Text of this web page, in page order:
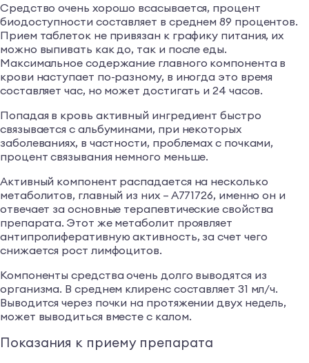
Средство очень хорошо всасывается, процент
биодоступности составляет в среднем 89 процентов.
Прием таблеток не привязан к графику питания, их
можно выпивать как до, так и после еды.
Максимальное содержание главного компонента в
крови наступает по-разному, в иногда это время
составляет час, но может достигать и 24 часов.
Попадая в кровь активный ингредиент быстро
связывается с альбуминами, при некоторых
заболеваниях, в частности, проблемах с почками,
процент связывания немного меньше.
Активный компонент распадается на несколько
метаболитов, главный из них – А771726, именно он и
отвечает за основные терапевтические свойства
препарата. Этот же метаболит проявляет
антипролиферативную активность, за счет чего
снижается рост лимфоцитов.
Компоненты средства очень долго выводятся из
организма. В среднем клиренс составляет 31 мл/ч.
Выводится через почки на протяжении двух недель,
может выводиться вместе с калом.
Показания к приему препарата